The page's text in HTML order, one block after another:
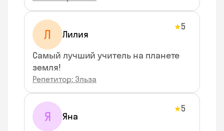
Л Лилия
★5
Самый лучший учитель на планете
земля!
Репетитор: Эльза
Я Яна
★5